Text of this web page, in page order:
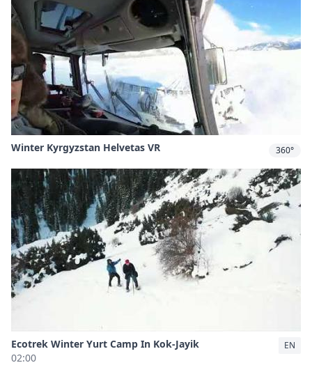
Winter Kyrgyzstan Helvetas VR 360°
Ecotrek Winter Yurt Camp In Kok-Jayik
02:00
EN